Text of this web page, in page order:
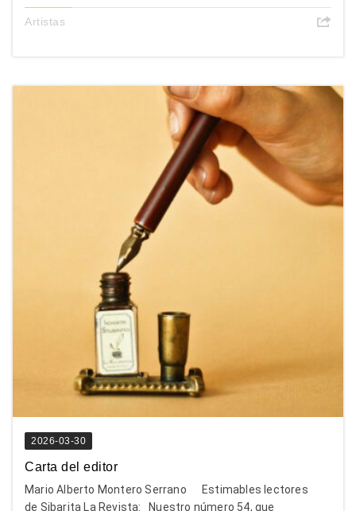
Artistas
2026-03-30
Carta del editor
Mario Alberto Montero Serrano Estimables lectores
de Sibarita La Revista: Nuestro número 54, que